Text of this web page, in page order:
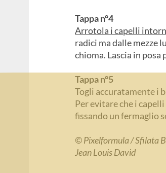
Tappa n°4
Arrotola i capelli
radici ma dalle mezze
chioma. Lascia in
Tappa n°5
Togli accuratamente i
Per evitare che i
fissando un fermaglio
© Pixelformula / Sfilata
Jean Louis David